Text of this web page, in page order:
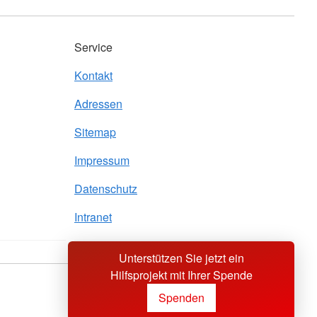
Unterstützen Sie jetzt ein
Hilfsprojekt mit Ihrer Spende
Spenden
Service
Kontakt
Adressen
Sitemap
Impressum
Datenschutz
Intranet
Sprache wechseln zu